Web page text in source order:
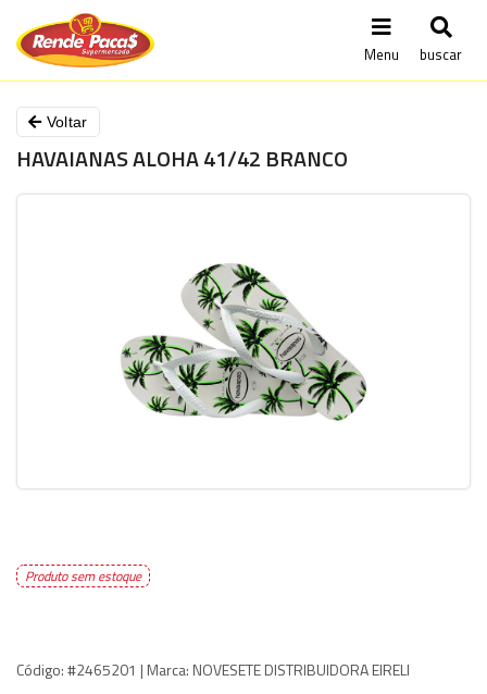
Menu buscar
Voltar
HAVAIANAS ALOHA 41/42 BRANCO
Produto sem estoque
Código:#2465201 | Marca: NOVESETE DISTRIBUIDORA EIRELI